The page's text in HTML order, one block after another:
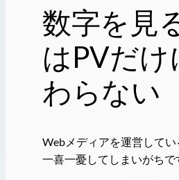
数字を見
はPVだけ
わらない
Webメディアを運営して
一喜一憂してしまいがちで